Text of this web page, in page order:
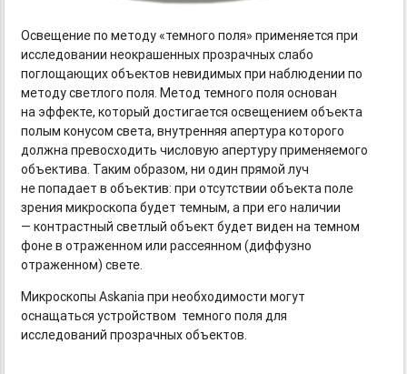
Освещение по методу «темного поля» применяется при
исследовании неокрашенных прозрачных слабо
поглощающих объектов невидимых при наблюдении по
методу светлого поля. Метод темного поля основан
на эффекте, который достигается освещением объекта
полым конусом света, внутренняя апертура которого
должна превосходить числовую апертуру применяемого
объектива. Таким образом, ни один прямой луч
не попадает в объектив: при отсутствии объекта поле
зрения микроскопа будет темным, а при его наличии
— контрастный светлый объект будет виден на темном
фоне в отраженном или рассеянном (диффузно
отраженном) свете.
Микроскопы Askania при необходимости могут
оснащаться устройством темного поля для
исследований прозрачных объектов.